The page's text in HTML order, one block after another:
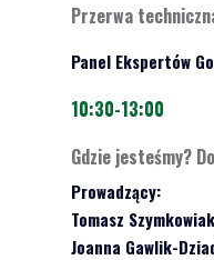
Przerwa
10:30-13:00
Panel Ekspertów
Gdzie jesteśmy?
Prowadzący:
Tomasz
Joanna Gawlik-